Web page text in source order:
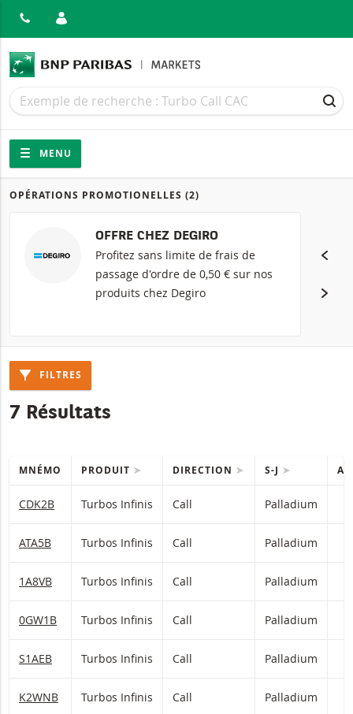
Recherche
Recherche
Navigation
Navigation sur le site
MENU
Produits
OPÉRATIONS PROMOTIONELLES (2)
OFFRE CHEZ DEGIRO
Profitez sans limite de frais de
passage d'ordre de 0,50 € sur nos
produits chez Degiro
FILTRES
7 Résultats
MNÉMO PRODUIT DIRECTION S-J
CDK2B Turbos Infinis Call Palladium
ATA5B Turbos Infinis Call Palladium
1A8VB Turbos Infinis Call Palladium
0GW1B Turbos Infinis Call Palladium
S1AEB Turbos Infinis Call Palladium
K2WNB Turbos Infinis Call Palladium